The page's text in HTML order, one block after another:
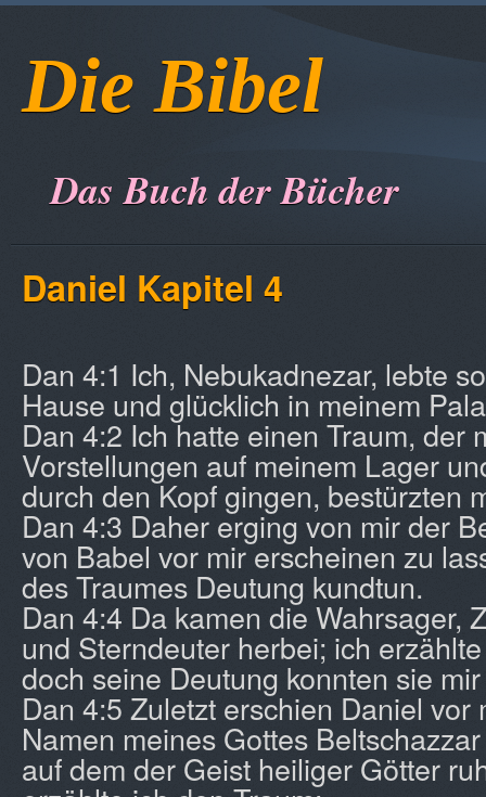
Die Bibel
Das Buch der Bücher
Daniel Kapitel 4
Dan 4:1 Ich, Nebukadnezar, lebte
Hause und glücklich in meinem
Dan 4:2 Ich hatte einen Traum, der
Vorstellungen auf meinem Lager
durch den Kopf gingen, bestürzten
Dan 4:3 Daher erging von mir der
von Babel vor mir erscheinen zu
des Traumes Deutung kundtun.
Dan 4:4 Da kamen die Wahrsager,
und Sterndeuter herbei; ich
doch seine Deutung konnten sie
Dan 4:5 Zuletzt erschien Daniel vor
Namen meines Gottes
auf dem der Geist heiliger Götter